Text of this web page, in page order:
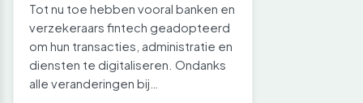
Tot nu toe hebben vooral banken en
verzekeraars fintech geadopteerd
om hun transacties, administratie en
diensten te digitaliseren. Ondanks
alle veranderingen bij…